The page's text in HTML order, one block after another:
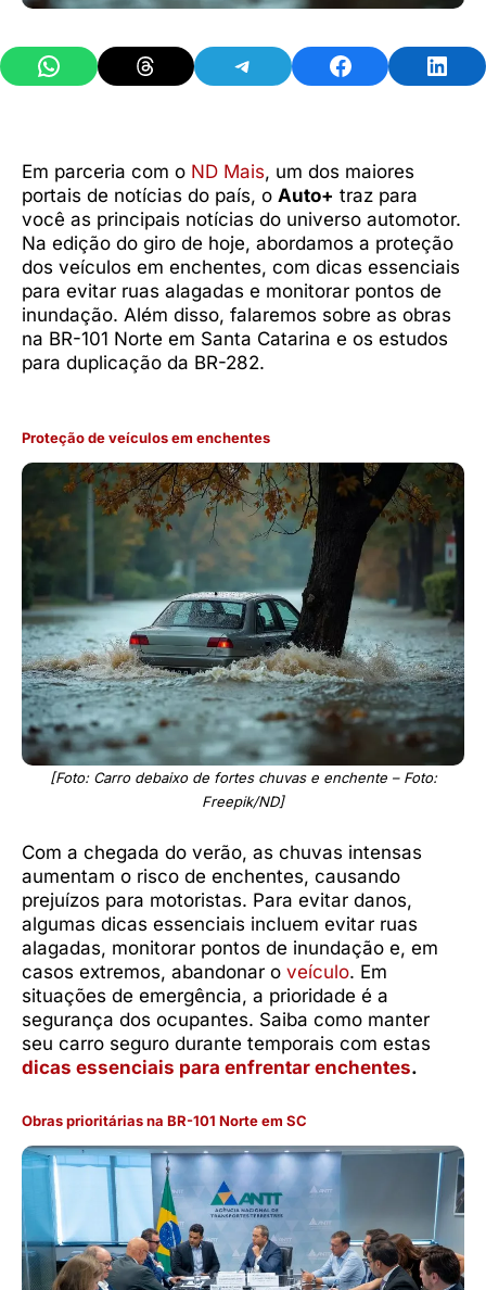
Share on WhatsAppShare on ThreadsShare on TelegramShare on Facebook
Em parceria com o ND Mais, um dos maiores
portais de notícias do país, o Auto+ traz para
você as principais notícias do universo automotor.
Na edição do giro de hoje, abordamos a proteção
dos veículos em enchentes, com dicas essenciais
para evitar ruas alagadas e monitorar pontos de
inundação. Além disso, falaremos sobre as obras
na BR-101 Norte em Santa Catarina e os estudos
para duplicação da BR-282.
Proteção de veículos em enchentes
[Foto: Carro debaixo de fortes chuvas e enchente – Foto:
Freepik/ND]
Com a chegada do verão, as chuvas intensas
aumentam o risco de enchentes, causando
prejuízos para motoristas. Para evitar danos,
algumas dicas essenciais incluem evitar ruas
alagadas, monitorar pontos de inundação e, em
casos extremos, abandonar o veículo. Em
situações de emergência, a prioridade é a
segurança dos ocupantes. Saiba como manter
seu carro seguro durante temporais com estas
dicas essenciais para enfrentar enchentes.
Obras prioritárias na BR-101 Norte em SC